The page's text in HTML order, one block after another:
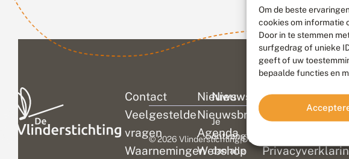
Om de beste
cookies om informatie
Door in te stemmen
surfgedrag of unieke
geeft of uw
bepaalde functies en
Contact
Veelgestelde
vragen
Waarnemingen
Nieuws
Nieuwsbrief
Agenda
Webshop
Colofon
Disclaimer
Nieuwsbrief
Je
ontvangt
dan alle
© 2026 Vlinderstichting|Duurzaam ontwikkeld door